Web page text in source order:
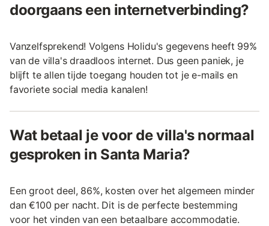
doorgaans een internetverbinding?
Vanzelfsprekend! Volgens Holidu's gegevens heeft 99%
van de villa's draadloos internet. Dus geen paniek, je
blijft te allen tijde toegang houden tot je e-mails en
favoriete social media kanalen!
Wat betaal je voor de villa's normaal
gesproken in Santa Maria?
Een groot deel, 86%, kosten over het algemeen minder
dan €100 per nacht. Dit is de perfecte bestemming
voor het vinden van een betaalbare accommodatie.